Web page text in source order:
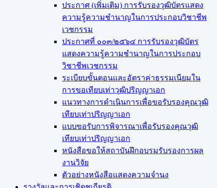
ประกาศ (เพิ่มเติม) การรับรองวุฒิบัตรแสดง
ความรู้ความชำนาญในการประกอบวิชาชีพ
เวชกรรม
ประกาศที่ ๐๐๓/๒๕๖๔ การรับรองวุฒิบัตร
แสดงความรู้ความชำนาญในการประกอบ
วิชาชีพเวชกรรม
ระเบียบขั้นตอนและอัตราค่าธรรมเนียมใน
การขอเทียบเท่าวุฒิปริญญาเอก
แนวทางการดำเนินการเพื่อขอรับรองคุณวุฒิ
เทียบเท่าปริญญาเอก
แบบขอรับการพิจารณาเพื่อรับรองคุณวุฒิ
เทียบเท่าปริญญาเอก
หนังสือขอให้สถาบันฝึกอบรมรับรองการผล
งานวิจัย
ตัวอย่างหนังสือแสดงความจำนง